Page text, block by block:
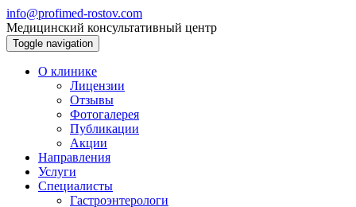
info@profimed-rostov.com
Медицинский консультативный центр
Toggle navigation
О клинике
Лицензии
Отзывы
Фотогалерея
Публикации
Акции
Направления
Услуги
Специалисты
Гастроэнтерологи